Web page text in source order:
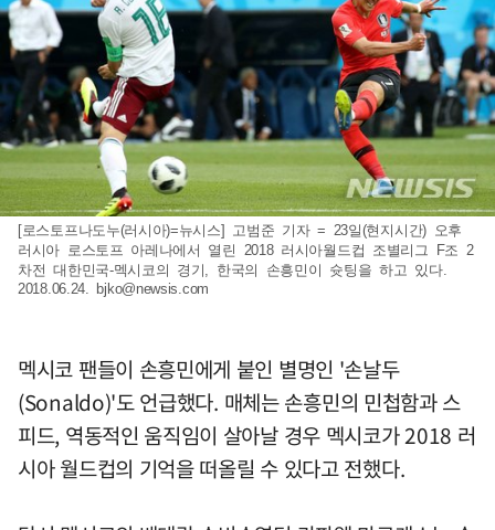
[로스토프나도누(러시아)=뉴시스] 고범준 기자 = 23일(현지시간) 오후
러시아 로스토프 아레나에서 열린 2018 러시아월드컵 조별리그 F조 2
차전 대한민국-멕시코의 경기, 한국의 손흥민이 슛팅을 하고 있다.
2018.06.24. bjko@newsis.com
멕시코 팬들이 손흥민에게 붙인 별명인 '손날두
(Sonaldo)'도 언급했다. 매체는 손흥민의 민첩함과 스
피드, 역동적인 움직임이 살아날 경우 멕시코가 2018 러
시아 월드컵의 기억을 떠올릴 수 있다고 전했다.